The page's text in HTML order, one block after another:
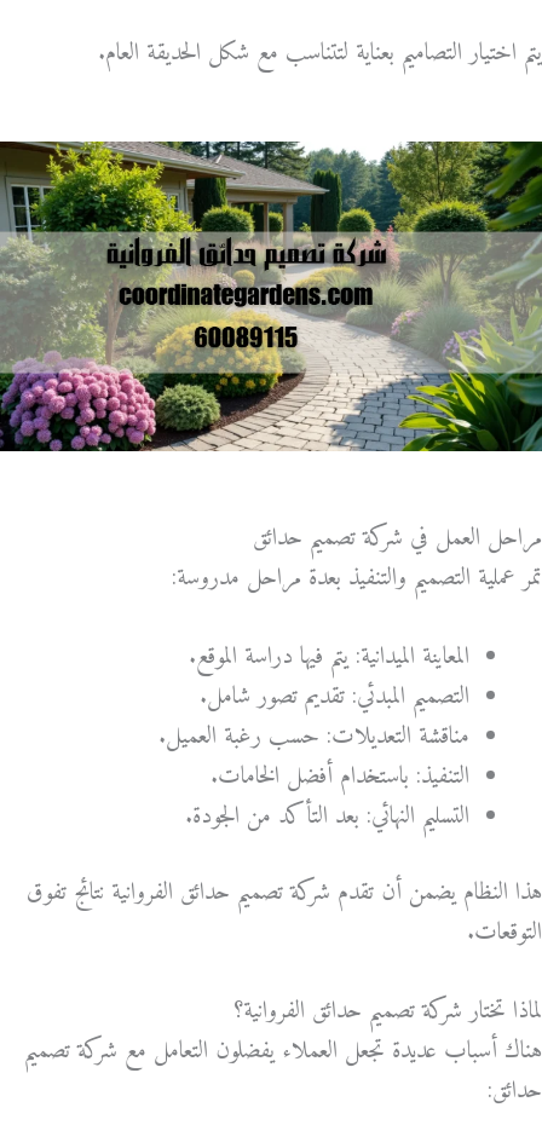
يتم اختيار التصاميم بعناية لتتناسب مع شكل الحديقة العام.
مراحل العمل في شركة تصميم حدائق
تمر عملية التصميم والتنفيذ بعدة مراحل مدروسة:
المعاينة الميدانية: يتم فيها دراسة الموقع.
التصميم المبدئي: تقديم تصور شامل.
مناقشة التعديلات: حسب رغبة العميل.
التنفيذ: باستخدام أفضل الخامات.
التسليم النهائي: بعد التأكد من الجودة.
هذا النظام يضمن أن تقدم شركة تصميم حدائق الفروانية نتائج تفوق
التوقعات.
لماذا تختار شركة تصميم حدائق الفروانية؟
هناك أسباب عديدة تجعل العملاء يفضلون التعامل مع شركة تصميم
حدائق: